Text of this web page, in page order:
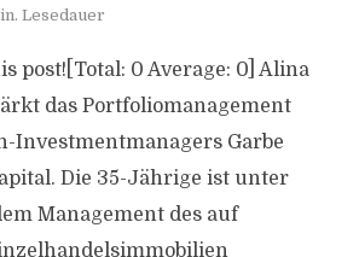
Lesedauer
post![Total: 0 Average: 0] Alina
das Portfoliomanagement
Investmentmanagers Garbe
Die 35-Jährige ist unter
Management des auf